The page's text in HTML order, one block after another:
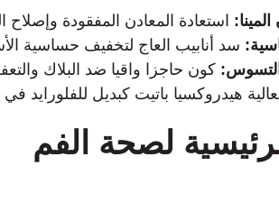
استعادة المعادن المفقودة
سد أنابيب العاج لتخفيف حساسية
التسوس: كون حاجزا واقيا ضد البلاك
هيدروكسيا باتيت كبديل للفلورايد
لصحة الفم